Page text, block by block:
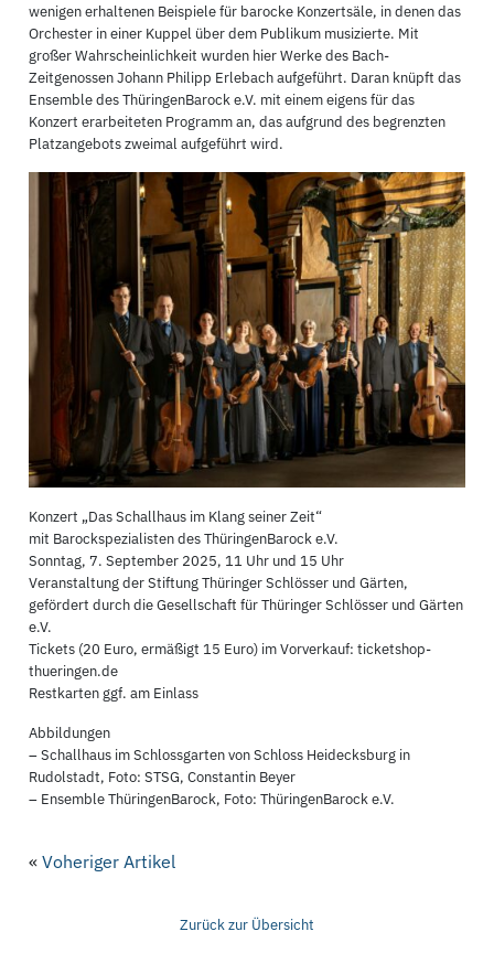
wenigen erhaltenen Beispiele für barocke Konzertsäle, in denen das
Orchester in einer Kuppel über dem Publikum musizierte. Mit
großer Wahrscheinlichkeit wurden hier Werke des Bach-
Zeitgenossen Johann Philipp Erlebach aufgeführt. Daran knüpft das
Ensemble des ThüringenBarock e.V. mit einem eigens für das
Konzert erarbeiteten Programm an, das aufgrund des begrenzten
Platzangebots zweimal aufgeführt wird.
Konzert „Das Schallhaus im Klang seiner Zeit“
mit Barockspezialisten des ThüringenBarock e.V.
Sonntag, 7. September 2025, 11 Uhr und 15 Uhr
Veranstaltung der Stiftung Thüringer Schlösser und Gärten,
gefördert durch die Gesellschaft für Thüringer Schlösser und Gärten
e.V.
Tickets (20 Euro, ermäßigt 15 Euro) im Vorverkauf: ticketshop-
thueringen.de
Restkarten ggf. am Einlass
Abbildungen
– Schallhaus im Schlossgarten von Schloss Heidecksburg in
Rudolstadt, Foto: STSG, Constantin Beyer
– Ensemble ThüringenBarock, Foto: ThüringenBarock e.V.
«Voheriger Artikel
Zurück zur Übersicht